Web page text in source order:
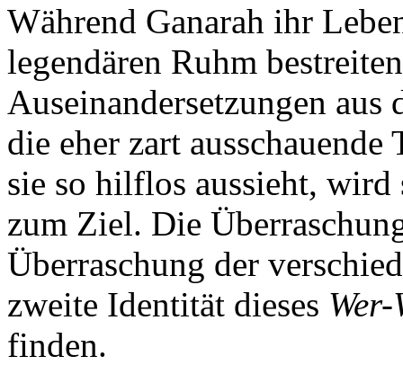
Während Ganarah ihr
legendären Ruhm
Auseinandersetzungen aus
die eher zart
sie so hilflos aussieht, wird
zum Ziel. Die
Überraschung der
zweite Identität dieses Wer-
finden.